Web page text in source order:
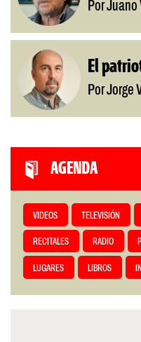
Por
El
Por Jorge
AGENDA
VIDEOS TELEVISIÓN
RECITALES RADIO
LUGARES LIBROS